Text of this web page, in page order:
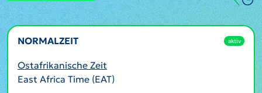
NORMALZEIT aktiv
Ostafrikanische Zeit
East Africa Time (EAT)